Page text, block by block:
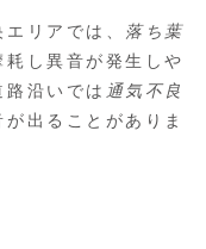
リアでは、
落ち葉
耗し異音が発生しや
沿いでは 通気不良
出ることがありま